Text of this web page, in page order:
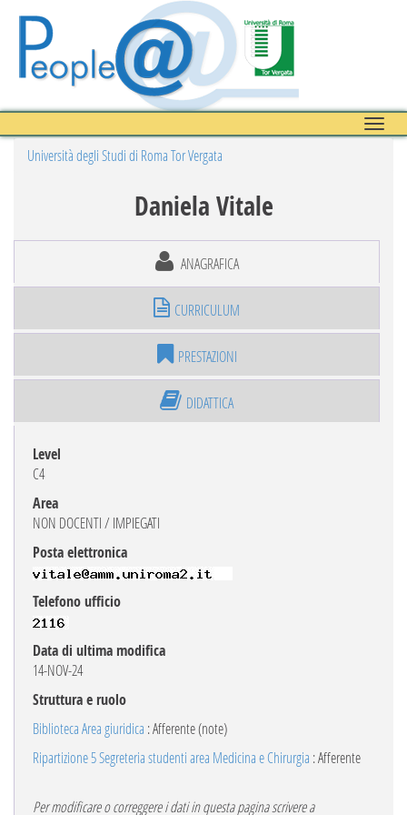
Toggle
Università degli Studi di Roma Tor Vergata
Daniela Vitale
ANAGRAFICA
CURRICULUM
PRESTAZIONI
DIDATTICA
Level
C4
Area
NON DOCENTI / IMPIEGATI
Posta elettronica
Telefono ufficio
Data di ultima modifica
14-NOV-24
Struttura e ruolo
Biblioteca Area giuridica : Afferente (note)
Ripartizione 5 Segreteria studenti area Medicina e Chirurgia : Afferente
Per modificare o correggere i dati in questa pagina scrivere a